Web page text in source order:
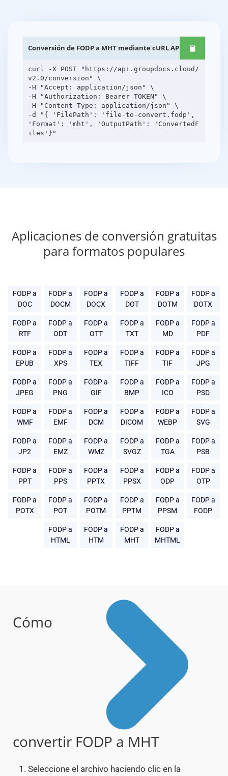
Conversión de FODP a MHT mediante cURL API REST
curl -X POST "https://api.groupdocs.cloud/
v2.0/conversion" \
-H "Accept: application/json" \
-H "Authorization: Bearer TOKEN" \
-H "Content-Type: application/json" \
-d "{ 'FilePath': 'file-to-convert.fodp',
'Format': 'mht', 'OutputPath': 'ConvertedF
Aplicaciones de conversión gratuitas
para formatos populares
FODP a
DOC
FODP a
DOCM
FODP a
DOCX
FODP a
DOT
FODP a
DOTM
FODP a
DOTX
FODP a
RTF
FODP a
ODT
FODP a
OTT
FODP a
TXT
FODP a
MD
FODP a
PDF
FODP a
EPUB
FODP a
XPS
FODP a
TEX
FODP a
TIFF
FODP a
TIF
FODP a
JPG
FODP a
JPEG
FODP a
PNG
FODP a
GIF
FODP a
BMP
FODP a
ICO
FODP a
PSD
FODP a
WMF
FODP a
EMF
FODP a
DCM
FODP a
DICOM
FODP a
WEBP
FODP a
SVG
FODP a
JP2
FODP a
EMZ
FODP a
WMZ
FODP a
SVGZ
FODP a
TGA
FODP a
PSB
FODP a
PPT
FODP a
PPS
FODP a
PPTX
FODP a
PPSX
FODP a
ODP
FODP a
OTP
FODP a
POTX
FODP a
POT
FODP a
POTM
FODP a
PPTM
FODP a
PPSM
FODP a
FODP
FODP a
HTML
FODP a
HTM
FODP a
MHT
FODP a
MHTML
Cómo
convertir FODP a MHT
Seleccione el archivo haciendo clic en la